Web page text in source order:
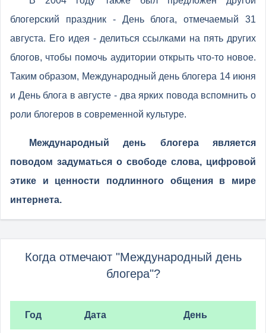
блогерский праздник - День блога, отмечаемый 31
августа. Его идея - делиться ссылками на пять других
блогов, чтобы помочь аудитории открыть что-то новое.
Таким образом, Международный день блогера 14 июня
и День блога в августе - два ярких повода вспомнить о
роли блогеров в современной культуре.
Международный день блогера является
поводом задуматься о свободе слова, цифровой
этике и ценности подлинного общения в мире
интернета.
Когда отмечают "Международный день
блогера"?
Год Дата День